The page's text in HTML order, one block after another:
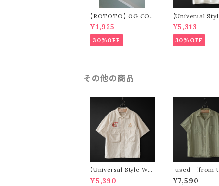
【ROTOTO】 OG COT
TON SLUB STRIPE
SOCKS R1485
¥1,925
30%OFF
【Universal
ar】 dragon
t-shirt (off
¥5,313
30%OFF
その他の商品
【Universal Style We
ar】 viet-fatigue s/s
shirt (off white)
¥5,390
-used- 【from
9 Collection】
s/s open
¥7,590